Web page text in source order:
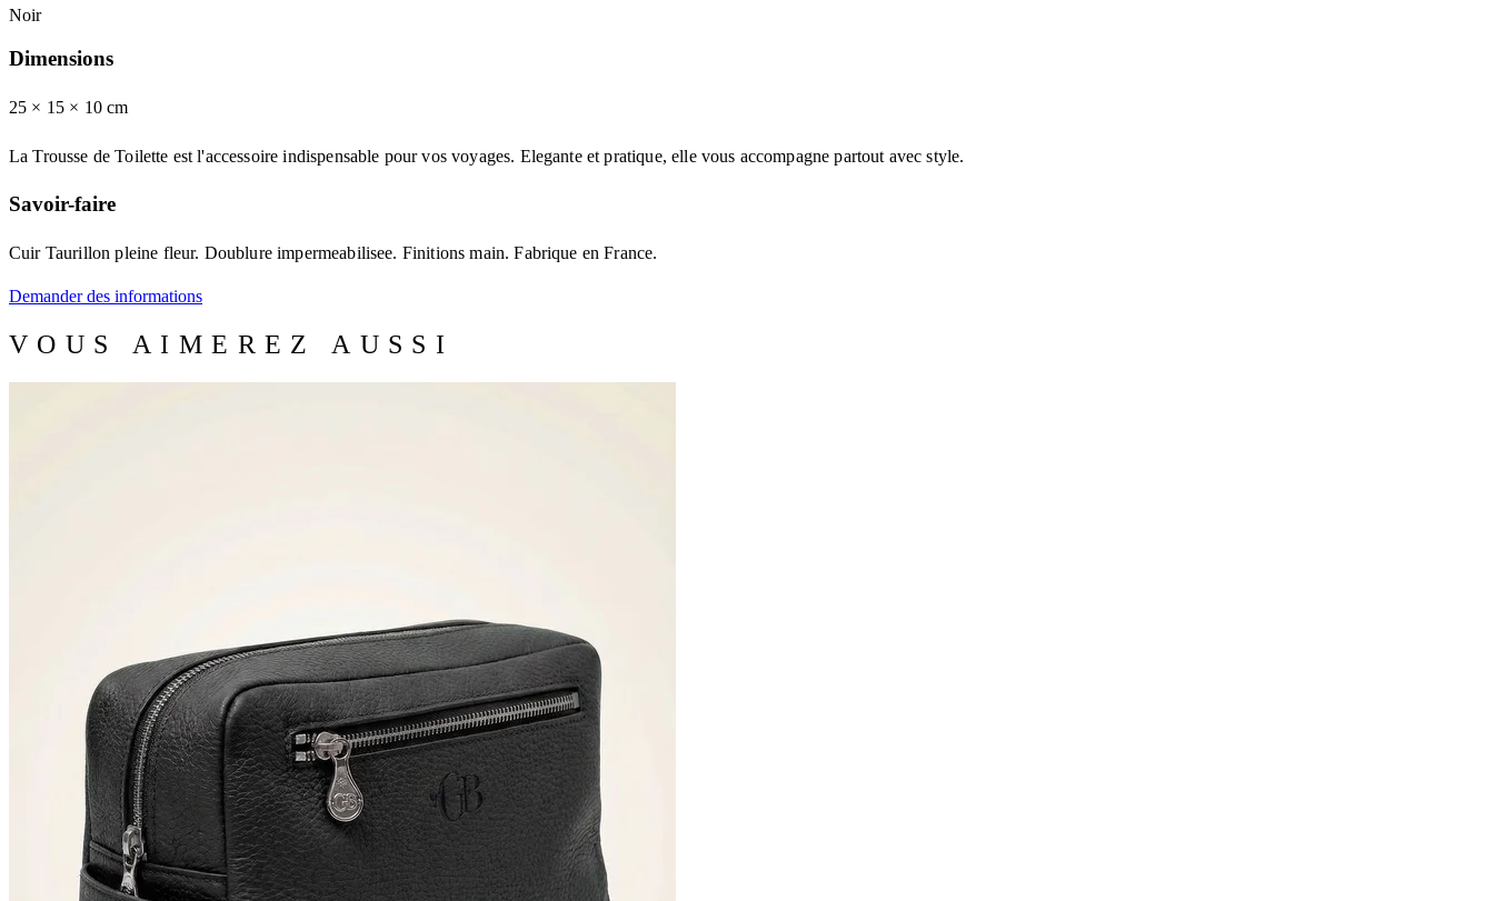
Noir
Dimensions
25 × 15 × 10cm
La Trousse de Toilette est l'accessoire indispensable pour vos voyages. Elegante et pratique, elle vous accompagne partout avec style.
Savoir-faire
Cuir Taurillon pleine fleur. Doublure impermeabilisee. Finitions main. Fabrique en France.
Demander des informations
VOUS AIMEREZ AUSSI